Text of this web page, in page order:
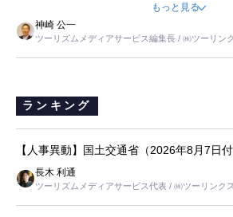
すが、私と妹にとっては、半日仕事ででした
は、当人だけではなく、世話をする家族の足
と思いました。
もっと見る
神崎 公一
ツーリズムメディアサービス編集長 / ㈱ツーリン
ランキング
【人事異動】国土交通省（2026年8月7日
長木 利通
ツーリズムメディアサービス代表 / ㈱ツーリンク